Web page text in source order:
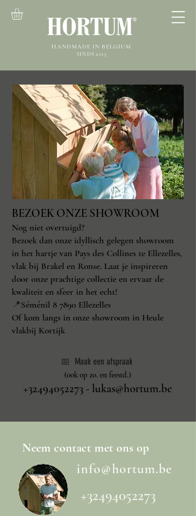
HANDMADE IN BELGIUM
SINDS 2015
BEZOEK ONZE SHOWROOM
Nog niet overtuigd?
Bezoek dan onze idyllisch gelegen showroom
in het hartje van Pays des Collines te Ellezelles,
vlak bij Brakel en Ronse. Laat je inspireren
door onze prachtige collectie en ervaar de
kwaliteit en sfeer in het echt!
📍Séménil 8 7890 Ellezelles
Of kom langs in onze showroom in Heule
vlakbij Kortijk
📅 Maak een afspraak
(ook op zo. en feestd.)
+32494052273- lukas@hortum.be
Neem contact met ons op
info@hortum.be
+32494052273